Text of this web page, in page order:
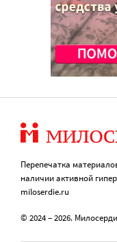
Перепечатка
наличии активной
miloserdie.ru
© 2024 – 2026.